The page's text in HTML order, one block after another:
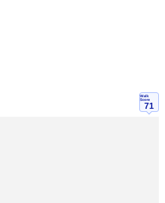
Walk
Score
71